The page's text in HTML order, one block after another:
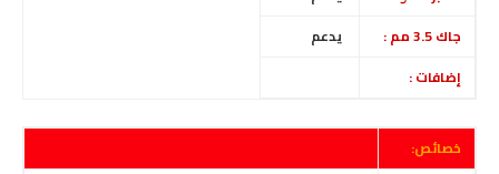
جاك 3.5 مم :
يدعم
إضافات :
خصائص: